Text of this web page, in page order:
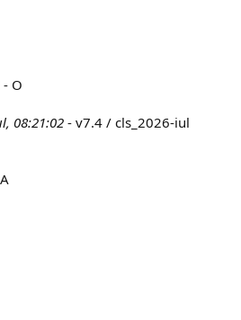
O
08:21:02 - v7.4 / cls_2026-iul